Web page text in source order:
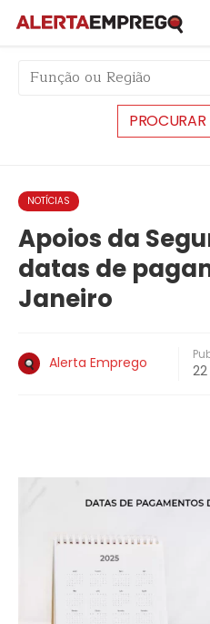
NOTÍCIAS
Apoios da
datas de
Janeiro
Alerta Emprego